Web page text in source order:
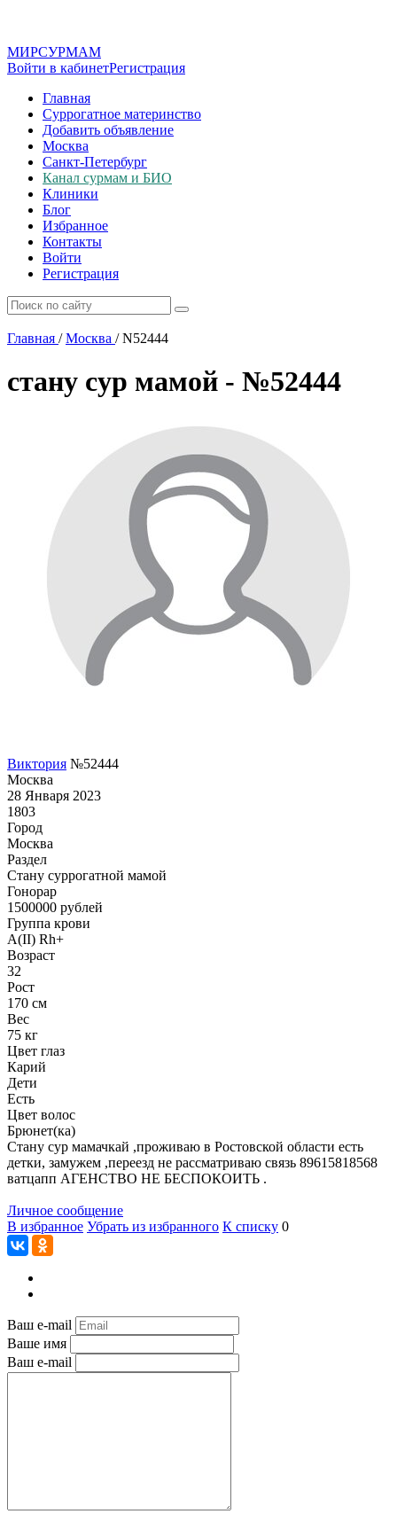
МИРСУРМАМ
Войти в кабинетРегистрация
Главная
Суррогатное материнство
Добавить объявление
Москва
Санкт-Петербург
Канал сурмам и БИО
Клиники
Блог
Избранное
Контакты
Войти
Регистрация
Главная / Москва /N52444
стану сур мамой - №52444
Виктория №52444
Москва
28 Января 2023
1803
Город
Москва
Раздел
Cтану суррогатной мамой
Гонoрар
1500000 рублей
Группа крови
A(II) Rh+
Возраст
32
Рост
170 см
Вес
75 кг
Цвет глаз
Карий
Дети
Есть
Цвет волос
Брюнет(ка)
Стану сур мамачкай ,проживаю в Ростовской области есть
детки, замужем ,переезд не рассматриваю связь 89615818568
ватцапп АГЕНСТВО НЕ БЕСПОКОИТЬ .
Личное сообщение
В избранное Убрать из избранного К списку 0
Ваш e-mail
Ваше имя
Ваш e-mail